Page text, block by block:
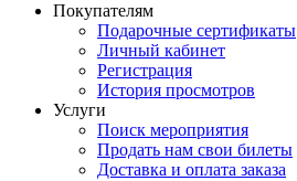
Покупателям
Подарочные сертификаты
Личный кабинет
Регистрация
История просмотров
Услуги
Поиск мероприятия
Продать нам свои билеты
Доставка и оплата заказа